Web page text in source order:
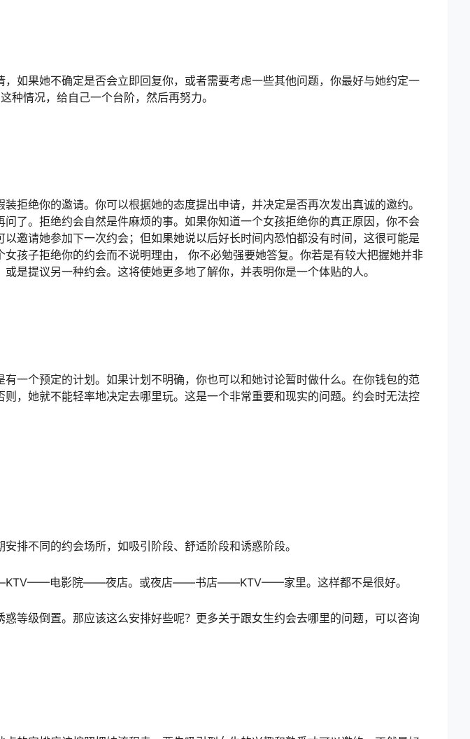
如果她不确定是否会立即回复你，或者需要考虑一些其他问题，你最好与她约定一
种情况，给自己一个台阶，然后再努力。
拒绝你的邀请。你可以根据她的态度提出申请，并决定是否再次发出真诚的邀约。
了。拒绝约会自然是件麻烦的事。如果你知道一个女孩拒绝你的真正原因，你不会
邀请她参加下一次约会；但如果她说以后好长时间内恐怕都没有时间，这很可能是
孩子拒绝你的约会而不说明理由， 你不必勉强要她答复。你若是有较大把握她并非
是提议另一种约会。这将使她更多地了解你，并表明你是一个体贴的人。
一个预定的计划。如果计划不明确，你也可以和她讨论暂时做什么。在你钱包的范
，她就不能轻率地决定去哪里玩。这是一个非常重要和现实的问题。约会时无法控
排不同的约会场所，如吸引阶段、舒适阶段和诱惑阶段。
电影院——夜店。或夜店——书店——KTV——家里。这样都不是很好。
等级倒置。那应该这么安排好些呢？更多关于跟女生约会去哪里的问题，可以咨询